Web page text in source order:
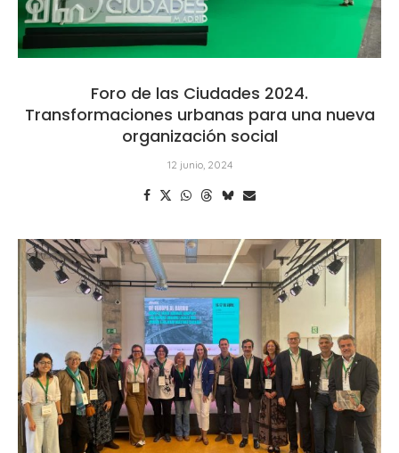
Foro de las Ciudades 2024.
Transformaciones urbanas para una nueva
organización social
12 junio, 2024